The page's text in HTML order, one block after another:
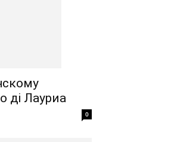
ді Лауриа
0